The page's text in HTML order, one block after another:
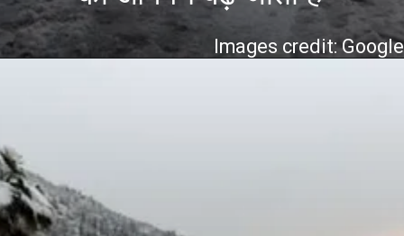
Images credit: Google